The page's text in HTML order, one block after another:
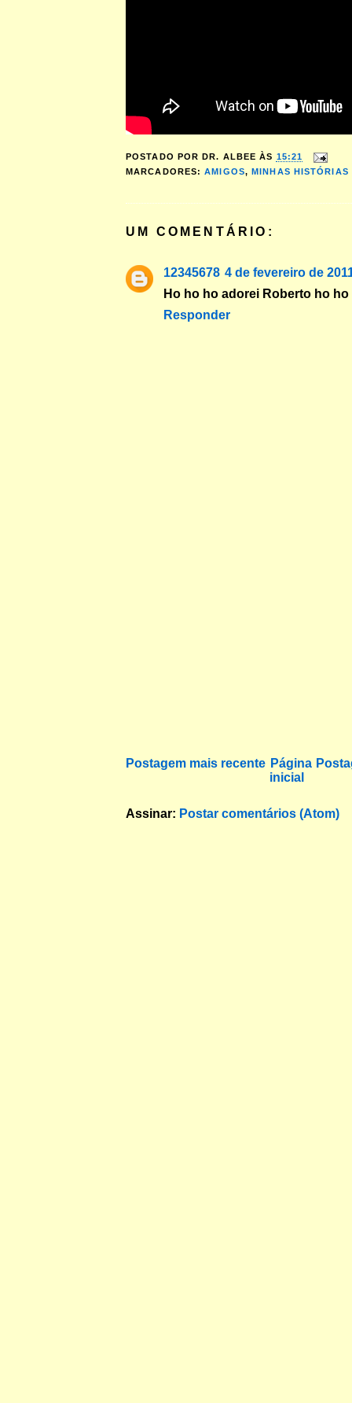
POSTADO POR DR. ALBEE ÀS 15:21
MARCADORES:AMIGOS,MINHAS HISTÓRIAS
UM COMENTÁRIO:
12345678 4 de fevereiro de
Ho ho ho adorei Roberto ho ho
Responder
Postagem mais recente Página
inicial
Assinar: Postar comentários (Atom)